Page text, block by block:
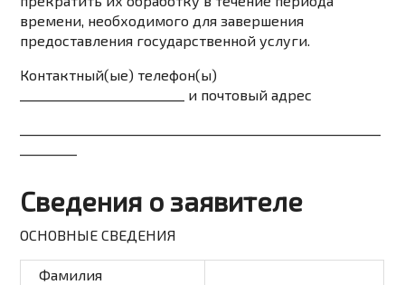
времени, необходимого для завершения
предоставления государственной услуги.
Контактный(ые) телефон(ы)
__________________________ и почтовый адрес
Сведения о заявителе
ОСНОВНЫЕ СВЕДЕНИЯ
Фамилия